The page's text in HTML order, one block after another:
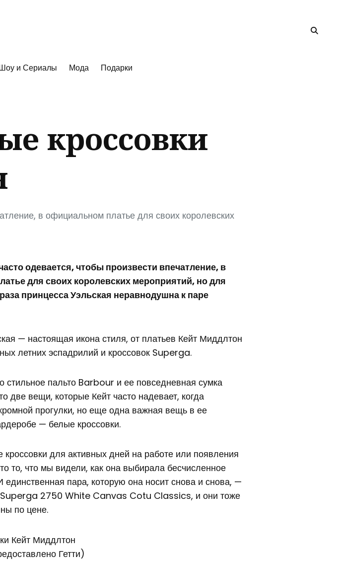
и Сериалы Мода Подарки
кроссовки
в официальном платье для своих королевских
одевается, чтобы произвести впечатление, в
для своих королевских мероприятий, но для
принцесса Уэльская неравнодушна к паре
— настоящая икона стиля, от платьев Кейт Миддлтон
летних эспадрилий и кроссовок Superga.
стильное пальто Barbour и ее повседневная сумка
две вещи, которые Кейт часто надевает, когда
прогулки, но еще одна важная вещь в ее
— белые кроссовки.
для активных дней на работе или появления
то, что мы видели, как она выбирала бесчисленное
единственная пара, которую она носит снова и снова, —
2750 White Canvas Cotu Classics, и они тоже
по цене.
Гетти)